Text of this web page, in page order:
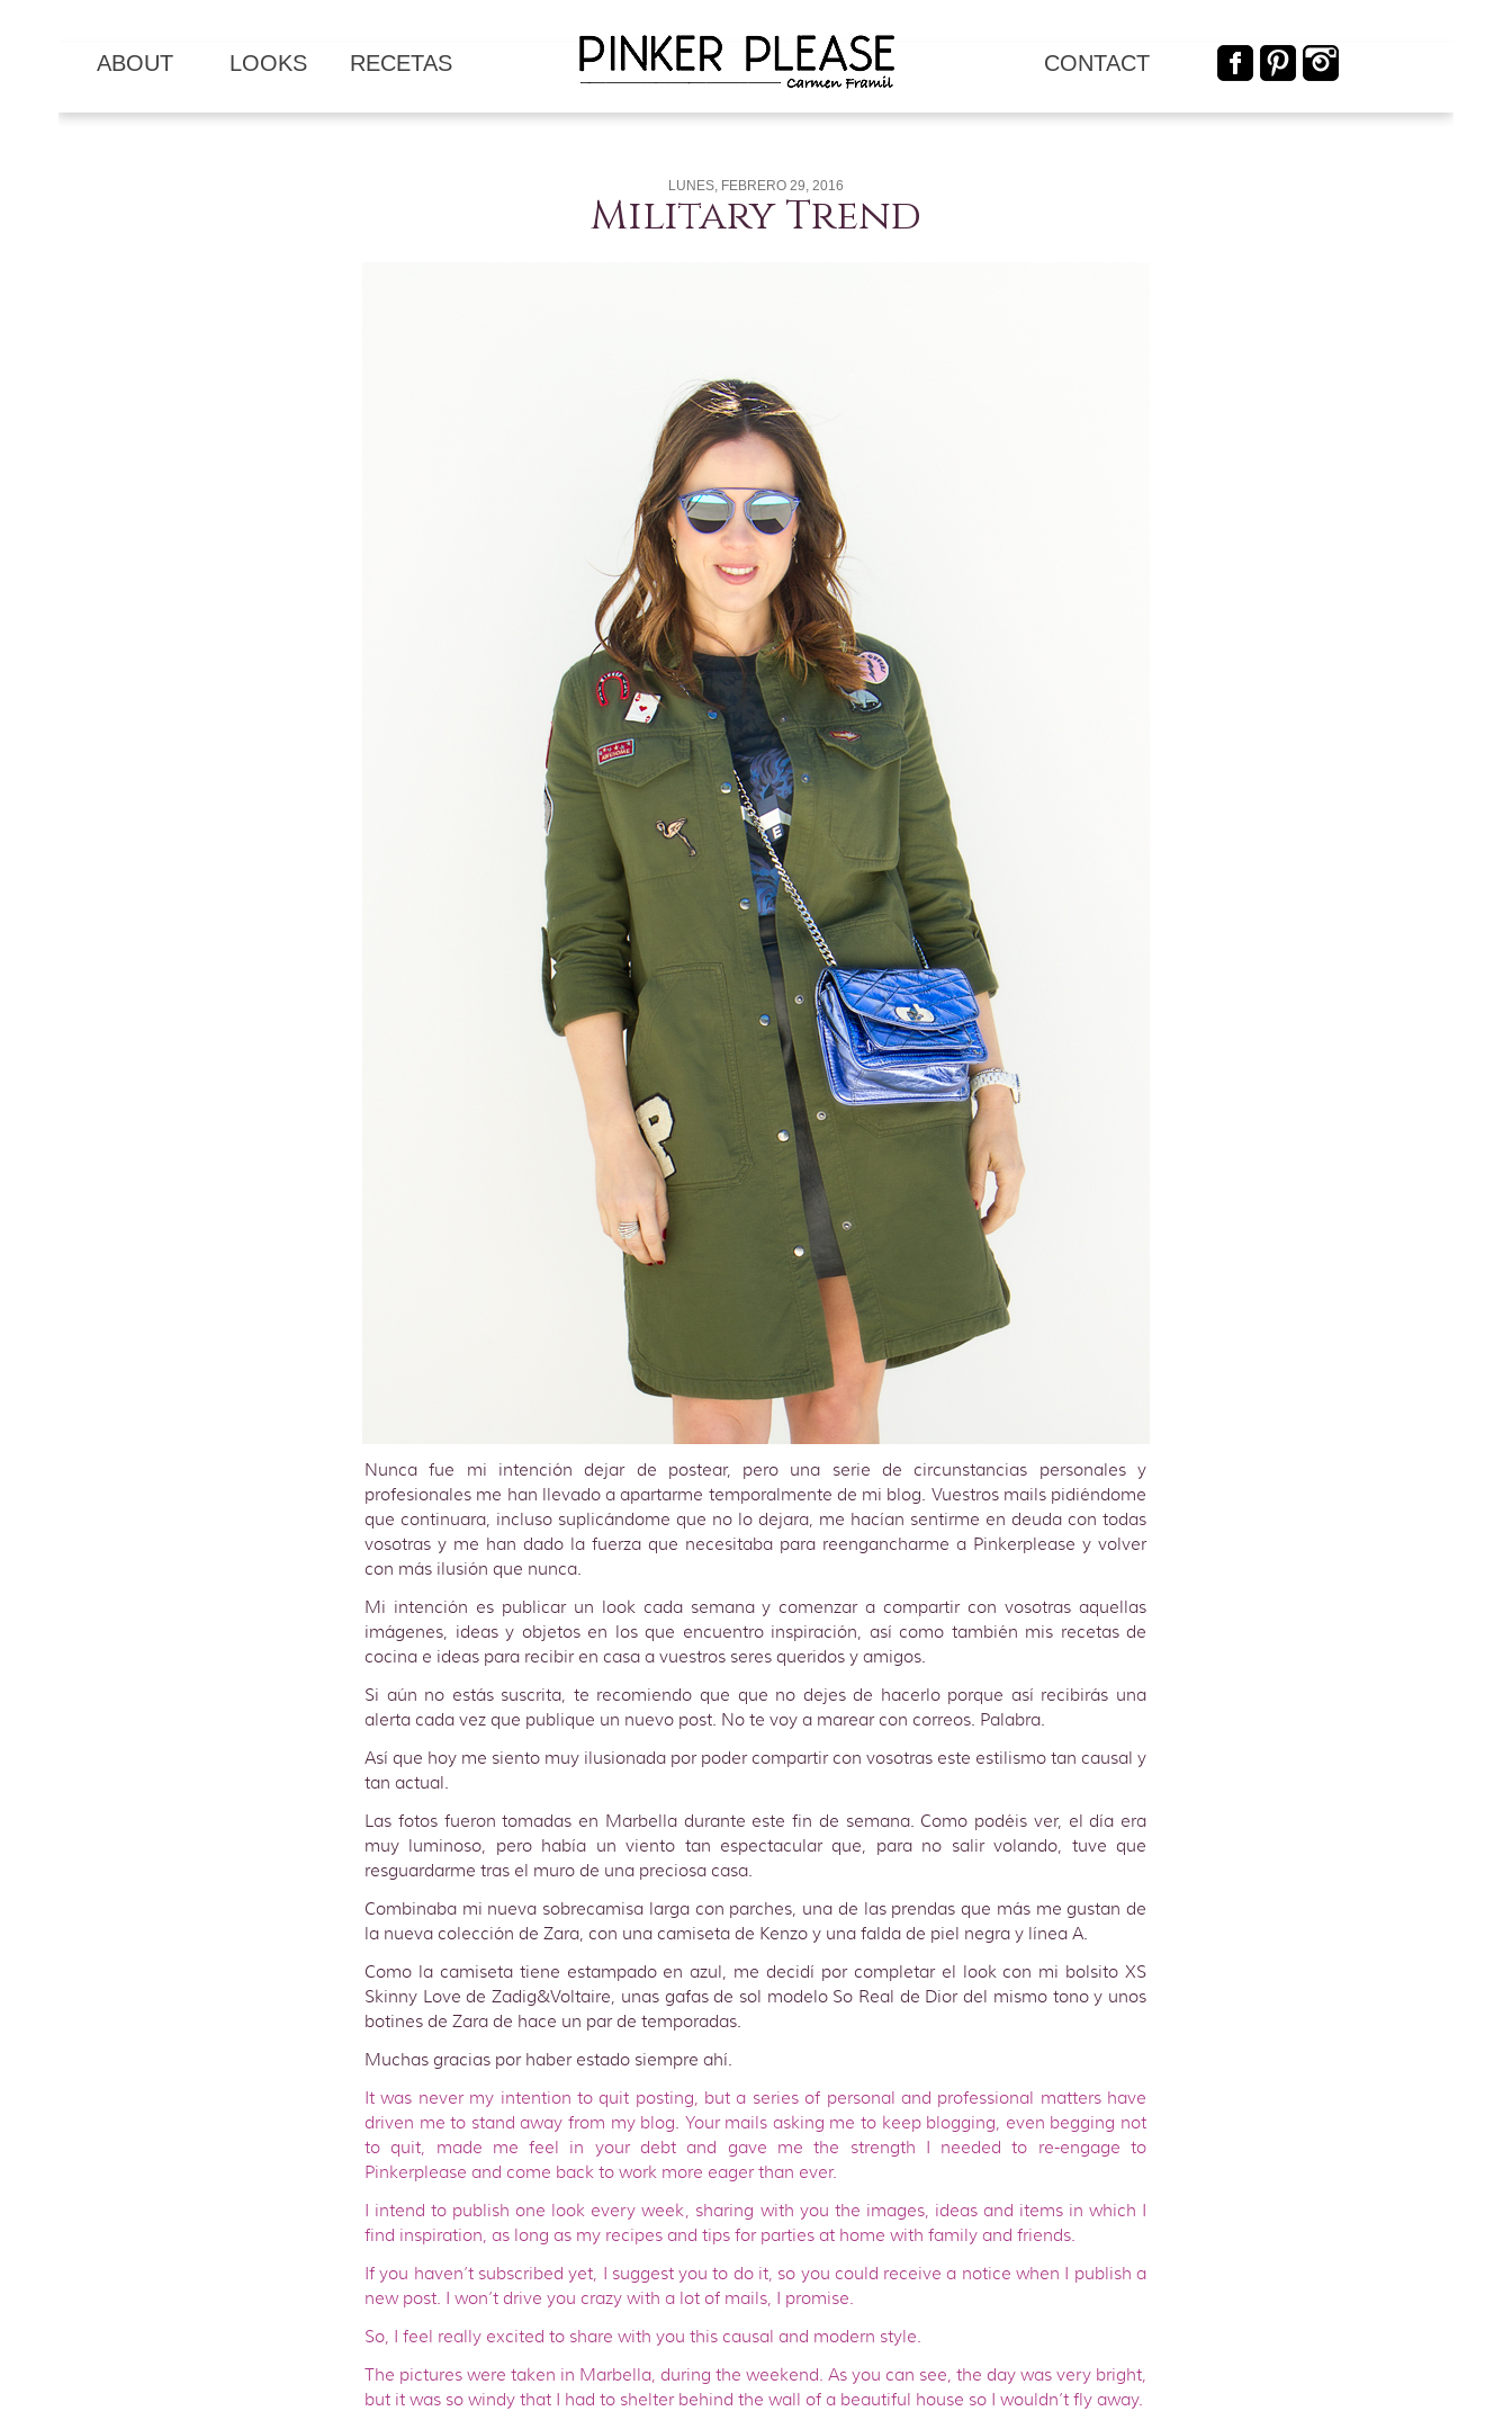
ABOUT LOOKS RECETAS CONTACT
LUNES, FEBRERO 29, 2016
Military Trend
Nunca fue mi intención dejar de postear, pero una serie de circunstancias personales y
profesionales me han llevado a apartarme temporalmente de mi blog. Vuestros mails pidiéndome
que continuara, incluso suplicándome que no lo dejara, me hacían sentirme en deuda con todas
vosotras y me han dado la fuerza que necesitaba para reengancharme a Pinkerplease y volver
con más ilusión que nunca.
Mi intención es publicar un look cada semana y comenzar a compartir con vosotras aquellas
imágenes, ideas y objetos en los que encuentro inspiración, así como también mis recetas de
cocina e ideas para recibir en casa a vuestros seres queridos y amigos.
Si aún no estás suscrita, te recomiendo que que no dejes de hacerlo porque así recibirás una
alerta cada vez que publique un nuevo post. No te voy a marear con correos. Palabra.
Así que hoy me siento muy ilusionada por poder compartir con vosotras este estilismo tan causal y
tan actual.
Las fotos fueron tomadas en Marbella durante este fin de semana. Como podéis ver, el día era
muy luminoso, pero había un viento tan espectacular que, para no salir volando, tuve que
resguardarme tras el muro de una preciosa casa.
Combinaba mi nueva sobrecamisa larga con parches, una de las prendas que más me gustan de
la nueva colección de Zara, con una camiseta de Kenzo y una falda de piel negra y línea A.
Como la camiseta tiene estampado en azul, me decidí por completar el look con mi bolsito XS
Skinny Love de Zadig&Voltaire, unas gafas de sol modelo So Real de Dior del mismo tono y unos
botines de Zara de hace un par de temporadas.
Muchas gracias por haber estado siempre ahí.
It was never my intention to quit posting, but a series of personal and professional matters have
driven me to stand away from my blog. Your mails asking me to keep blogging, even begging not
to quit, made me feel in your debt and gave me the strength I needed to re-engage to
Pinkerplease and come back to work more eager than ever.
I intend to publish one look every week, sharing with you the images, ideas and items in which I
find inspiration, as long as my recipes and tips for parties at home with family and friends.
If you haven’t subscribed yet, I suggest you to do it, so you could receive a notice when I publish a
new post. I won’t drive you crazy with a lot of mails, I promise.
So, I feel really excited to share with you this causal and modern style.
The pictures were taken in Marbella, during the weekend. As you can see, the day was very bright,
but it was so windy that I had to shelter behind the wall of a beautiful house so I wouldn’t fly away.